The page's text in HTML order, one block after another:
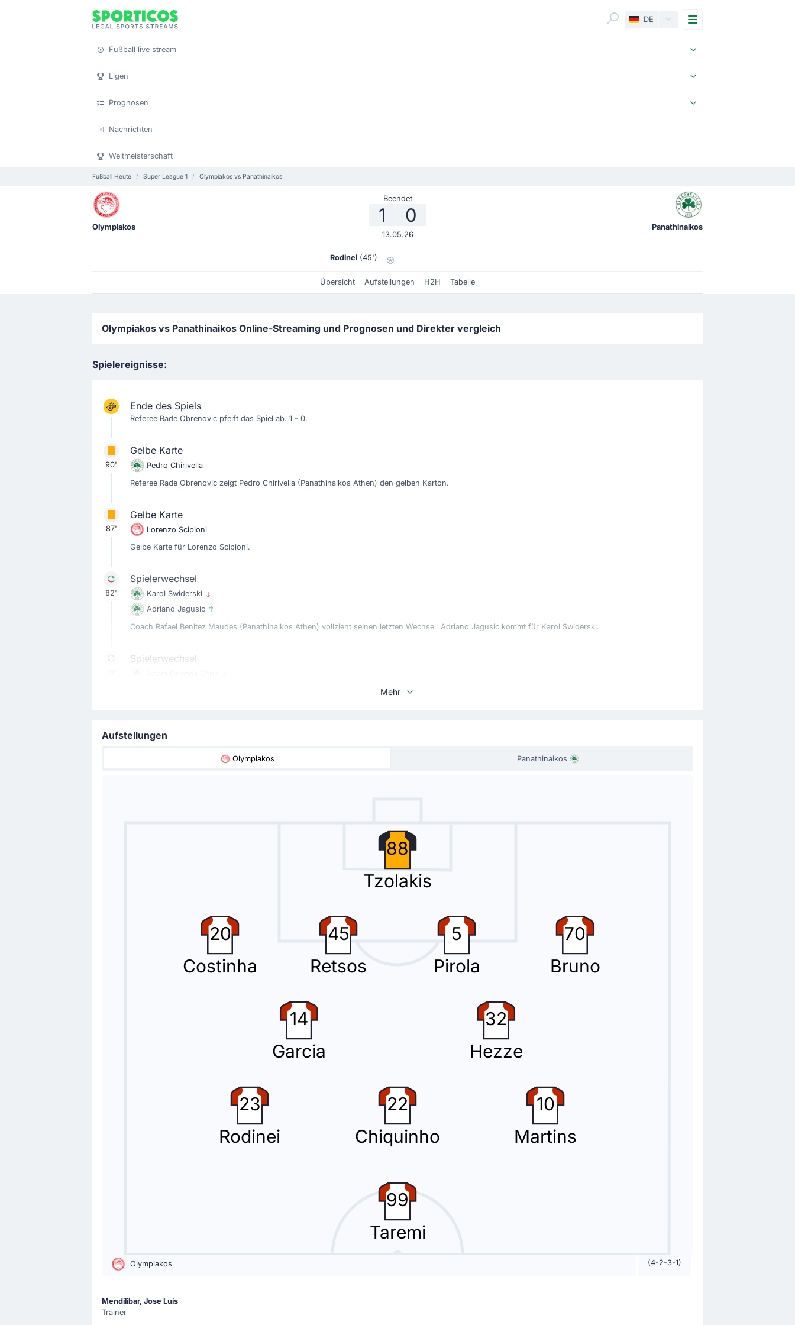
DE Menu
Fußball live stream
Ligen
Prognosen
Nachrichten
Weltmeisterschaft
Fußball Heute Super League 1 Olympiakos vs Panathinaikos
Olympiakos
Beendet
1 0
13.05.26
Panathinaikos
Rodinei (45')
Übersicht Aufstellungen H2H Tabelle
Olympiakos vs Panathinaikos Online-Streaming und Prognosen und Direkter vergleich
Spielereignisse:
Ende des Spiels
Referee Rade Obrenovic pfeift das Spiel ab. 1 - 0.
90'
Gelbe Karte
Pedro Chirivella
Referee Rade Obrenovic zeigt Pedro Chirivella (Panathinaikos Athen) den gelben Karton.
87'
Gelbe Karte
Lorenzo Scipioni
Gelbe Karte für Lorenzo Scipioni.
82'
Spielerwechsel
Karol Swiderski
Adriano Jagusic
Coach Rafael Benitez Maudes (Panathinaikos Athen) vollzieht seinen letzten Wechsel: Adriano Jagusic kommt für Karol Swiderski.
Spielerwechsel
Gelbe Karte
Spielerwechsel in Piraeus: Andre Luiz ersetzt Gelson Martins bei Olympiakos Piräus.
Jetzt spielt Ayoub El Kaabi für Mehdi Taremi (Olympiakos Piräus).
Spielerwechsel
Sotiris Kontouris
Die Gastmannschaft wechseln Sotiris Kontouris aus und bringen Manolis Siopis.
Zweite Auswechselung Panathinaikos Athen: Filip Duricic ersetzt Vicente Taborda.
Jetzt spielt Anass Zaroury für Santino Andino Valencia (Panathinaikos Athen).
Olympiakos Piräus markiert das 1 - 0 in Piraeus. Torschütze: Rodinei!
Mehr
Aufstellungen
Olympiakos Panathinaikos
88
Tzolakis
20
Costinha
45
Retsos
5
Pirola
70
Bruno
14
Garcia
32
Hezze
23
Rodinei
22
Chiquinho
10
Martins
99
Taremi
Olympiakos (4-2-3-1)
Mendilibar, Jose Luis
Trainer